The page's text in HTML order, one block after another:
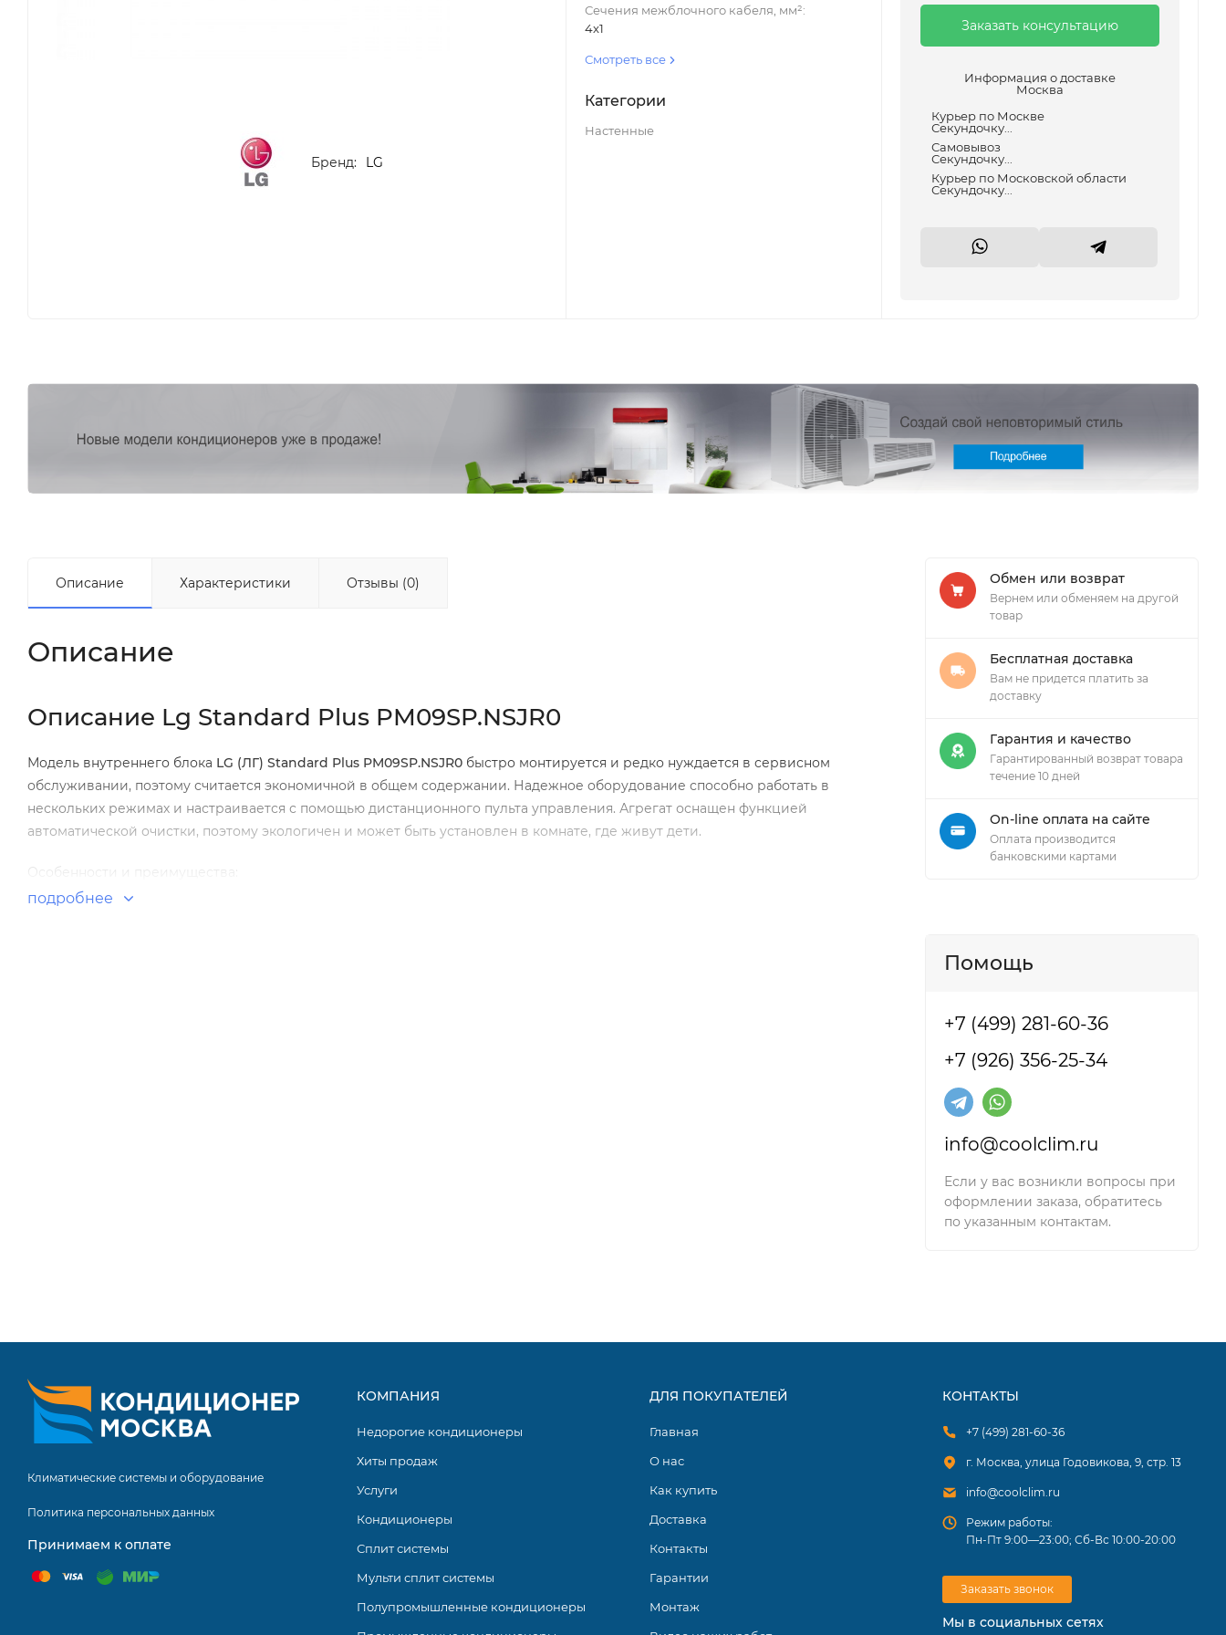
Бренд: LG
Сечения межблочного кабеля, мм²:
4x1
Смотреть все
Категории
Настенные
Заказать консультацию
Информация о доставке
Москва
Курьер по Москве
Секундочку...
Самовывоз
Секундочку...
Курьер по Московской области
Секундочку...
Описание Характеристики Отзывы (0)
Описание
Описание Lg Standard Plus PM09SP.NSJR0
Модель внутреннего блока LG (ЛГ) Standard Plus PM09SP.NSJR0 быстро монтируется и редко нуждается в сервисном
обслуживании, поэтому считается экономичной в общем содержании. Надежное оборудование способно работать в
нескольких режимах и настраивается с помощью дистанционного пульта управления. Агрегат оснащен функцией
автоматической очистки, поэтому экологичен и может быть установлен в комнате, где живут дети.
Особенности и преимущества:
подробнее
Обмен или возврат
Вернем или обменяем на другой
товар
Бесплатная доставка
Вам не придется платить за
доставку
Гарантия и качество
Гарантированный возврат товара
течение 10 дней
On-line оплата на сайте
Оплата производится
банковскими картами
Помощь
+7 (499) 281-60-36
+7 (926) 356-25-34
info@coolclim.ru
Если у вас возникли вопросы при
оформлении заказа, обратитесь
по указанным контактам.
Климатические системы и оборудование
Политика персональных данных
Принимаем к оплате
КОМПАНИЯ
Недорогие кондиционеры
Хиты продаж
Услуги
Кондиционеры
Сплит системы
Мульти сплит системы
Полупромышленные кондиционеры
ДЛЯ ПОКУПАТЕЛЕЙ
Главная
О нас
Как купить
Доставка
Контакты
Гарантии
Монтаж
КОНТАКТЫ
+7 (499) 281-60-36
г. Москва, улица Годовикова, 9, стр. 13
info@coolclim.ru
Режим работы:
Пн-Пт 9:00—23:00; Сб-Вс 10:00-20:00
Заказать звонок
Мы в социальных сетях